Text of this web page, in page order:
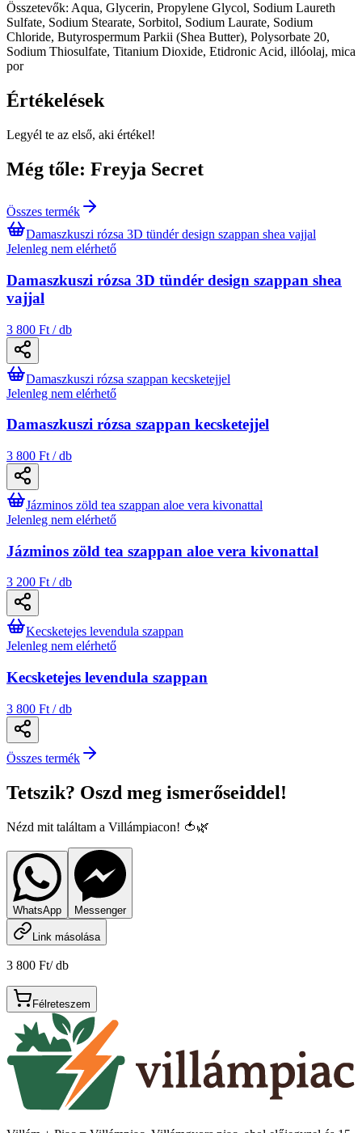
Összetevők: Aqua, Glycerin, Propylene Glycol, Sodium Laureth
Sulfate, Sodium Stearate, Sorbitol, Sodium Laurate, Sodium
Chloride, Butyrospermum Parkii (Shea Butter), Polysorbate 20,
Sodium Thiosulfate, Titanium Dioxide, Etidronic Acid, illóolaj, mica
por
Értékelések
Legyél te az első, aki értékel!
Még tőle: Freyja Secret
Összes termék
Damaszkuszi rózsa 3D tündér design szappan shea vajjal
Jelenleg nem elérhető
Damaszkuszi rózsa 3D tündér design szappan shea
vajjal
3 800 Ft / db
Damaszkuszi rózsa szappan kecsketejjel
Jelenleg nem elérhető
Damaszkuszi rózsa szappan kecsketejjel
3 800 Ft / db
Jázminos zöld tea szappan aloe vera kivonattal
Jelenleg nem elérhető
Jázminos zöld tea szappan aloe vera kivonattal
3 200 Ft / db
Kecsketejes levendula szappan
Jelenleg nem elérhető
Kecsketejes levendula szappan
3 800 Ft / db
Összes termék
Tetszik? Oszd meg ismerőseiddel!
Nézd mit találtam a Villámpiacon! 🍅🌿
WhatsApp Messenger
Link másolása
3 800 Ft/db
Félreteszem